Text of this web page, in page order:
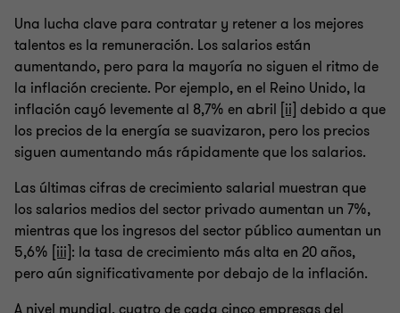
Una lucha clave para contratar y retener a los mejores
talentos es la remuneración. Los salarios están
aumentando, pero para la mayoría no siguen el ritmo de
la inflación creciente. Por ejemplo, en el Reino Unido, la
inflación cayó levemente al 8,7% en abril [ii] debido a que
los precios de la energía se suavizaron, pero los precios
siguen aumentando más rápidamente que los salarios.
Las últimas cifras de crecimiento salarial muestran que
los salarios medios del sector privado aumentan un 7%,
mientras que los ingresos del sector público aumentan un
5,6% [iii]: la tasa de crecimiento más alta en 20 años,
pero aún significativamente por debajo de la inflación.
A nivel mundial, cuatro de cada cinco empresas del